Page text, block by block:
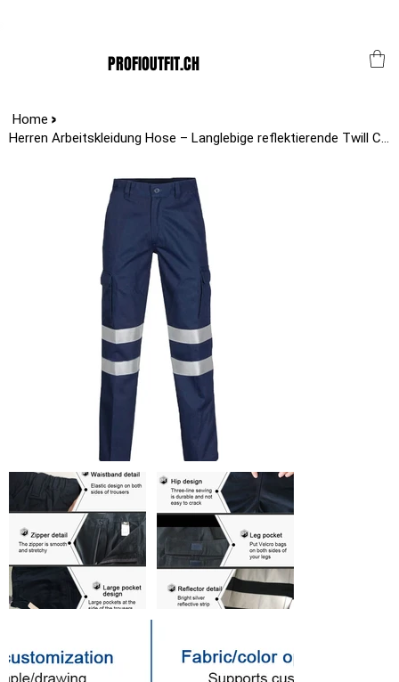
PROFIOUTFIT.CH
Home >
Herren Arbeitskleidung Hose – Langlebige reflektierende Twill Cargo Work Pants